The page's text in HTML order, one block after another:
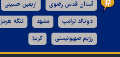
آستان قدس رضوی اربعین حسینی
دونالد ترامپ مشهد تنگه هرمز
رژیم صهیونیستی کربلا